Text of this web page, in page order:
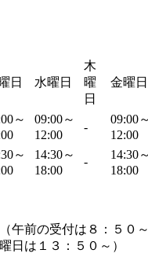
日 水曜日
木
曜
日
金曜日
～
09:00～
12:00
-
09:00～
12:00
～
14:30～
18:00
-
14:30～
18:00
午前の受付は８：５０
日は１３：５０～）